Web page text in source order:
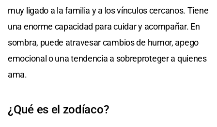
muy ligado a la familia y a los vínculos cercanos. Tiene
una enorme capacidad para cuidar y acompañar. En
sombra, puede atravesar cambios de humor, apego
emocional o una tendencia a sobreproteger a quienes
ama.
¿Qué es el zodíaco?